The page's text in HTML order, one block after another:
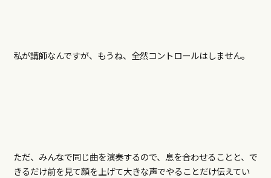
私が講師なんですが、もうね、全然コントロールはしません。
ただ、みんなで同じ曲を演奏するので、息を合わせることと、で
きるだけ前を見て顔を上げて大きな声でやることだけ伝えてい